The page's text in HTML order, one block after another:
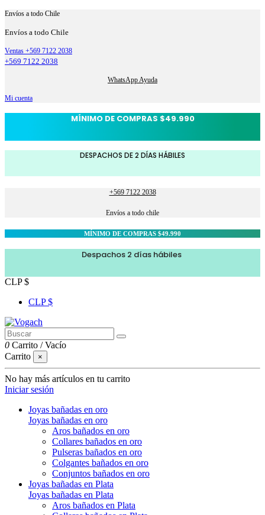
Envíos a todo Chile
Envíos a todo Chile
Ventas +569 7122 2038
+569 7122 2038
WhatsApp Ayuda
Mi cuenta
MÍNIMO DE COMPRAS $49.990
DESPACHOS DE 2 DÍAS HÁBILES
+569 7122 2038
Envíos a todo chile
MÍNIMO DE COMPRAS $49.990
Despachos 2 días hábiles
CLP $
CLP $
0 Carrito /Vacío
Carrito
×
No hay más artículos en tu carrito
Iniciar sesión
Joyas bañadas en oro
Joyas bañadas en oro
Aros bañados en oro
Collares bañados en oro
Pulseras bañados en oro
Colgantes bañados en oro
Conjuntos bañados en oro
Joyas bañadas en Plata
Joyas bañadas en Plata
Aros bañados en Plata